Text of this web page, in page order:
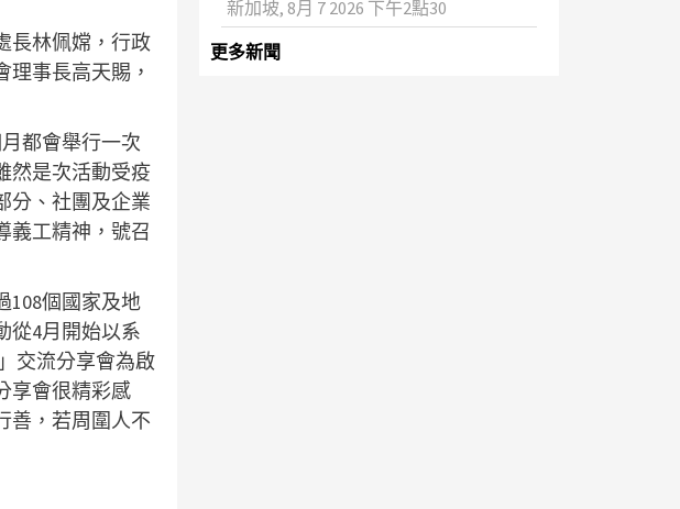
長林佩嫦，行政
事長高天賜，
都會舉行一次
然是次活動受疫
分、社團及企業
義工精神，號召
108個國家及地
從4月開始以系
交流分享會為啟
享會很精彩感
善，若周圍人不
新加坡, 8月 7 2026 下午2點30
更多新聞